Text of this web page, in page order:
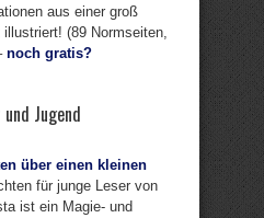
aus einer groß
(89 Normseiten,
noch gratis?
Jugend
über einen kleinen
für junge Leser von
ist ein Magie- und